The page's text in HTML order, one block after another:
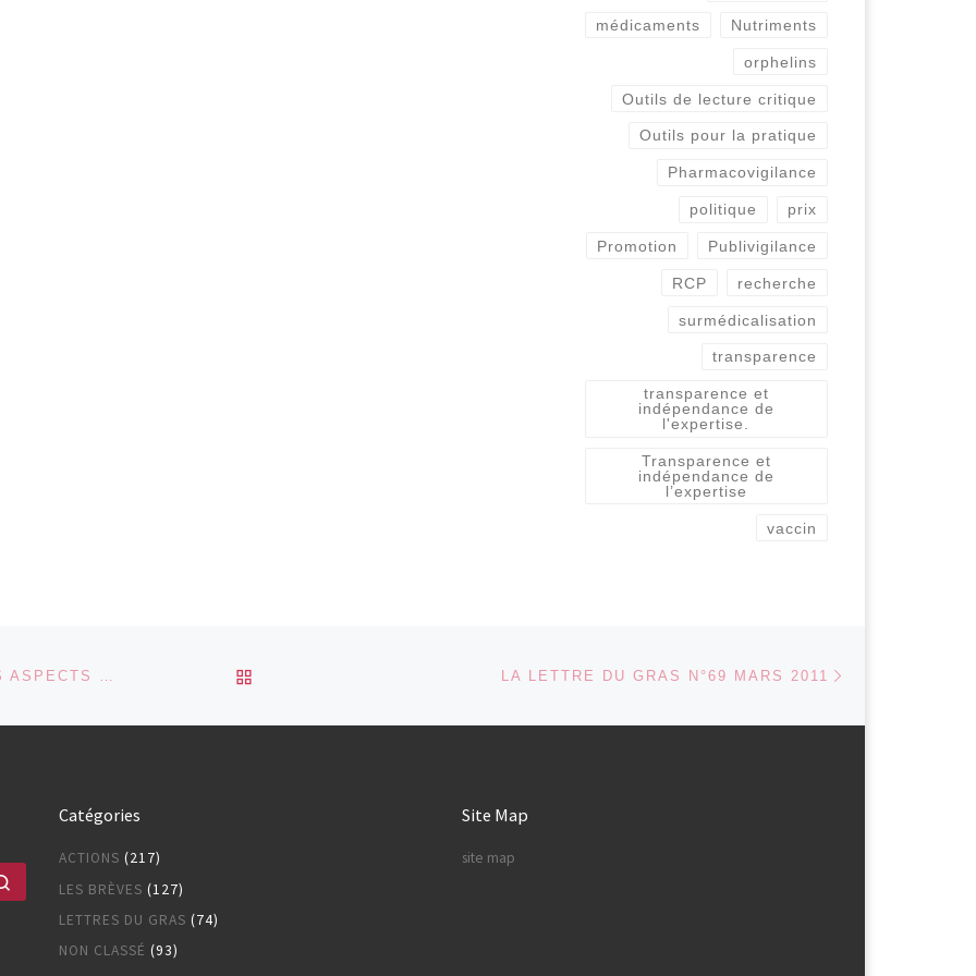
médicaments Nutriments
orphelins
Outils de lecture critique
Outils pour la pratique
Pharmacovigilance
politique prix
Promotion Publivigilance
RCP recherche
surmédicalisation
transparence
transparence et
indépendance de
l'expertise.
Transparence et
indépendance de
l’expertise
vaccin
RETOUR À LA LISTE DES ARTICLESLA LETTRE DU GRAS N°69 MARS 2011
Rechercher …
Catégories
ACTIONS (217)
LES BRÈVES (127)
LETTRES DU GRAS (74)
NON CLASSÉ (93)
Site Map
site map